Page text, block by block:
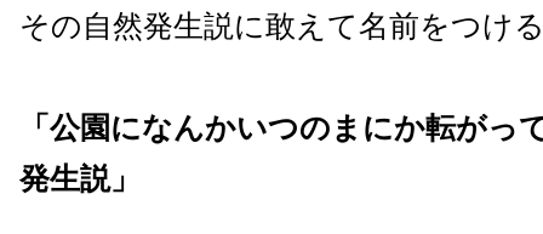
その自然発生説に敢えて名前をつけ
「公園になんかいつのまにか転がっ
発生説」